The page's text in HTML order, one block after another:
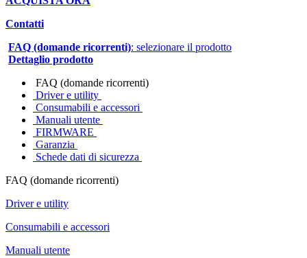
Contatti
FAQ (domande ricorrenti): selezionare il prodotto
Dettaglio prodotto
FAQ (domande ricorrenti)
Driver e utility
Consumabili e accessori
Manuali utente
FIRMWARE
Garanzia
Schede dati di sicurezza
FAQ (domande ricorrenti)
Driver e utility
Consumabili e accessori
Manuali utente